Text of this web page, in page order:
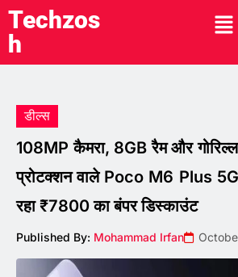
Techzos
h
डील्स
108MP कैमरा, 8GB रैम और
प्रोटक्शन वाले Poco M6 Plus 5G
रहा ₹7800 का बंपर डिस्काउंट
Published By: Mohammad Irfan